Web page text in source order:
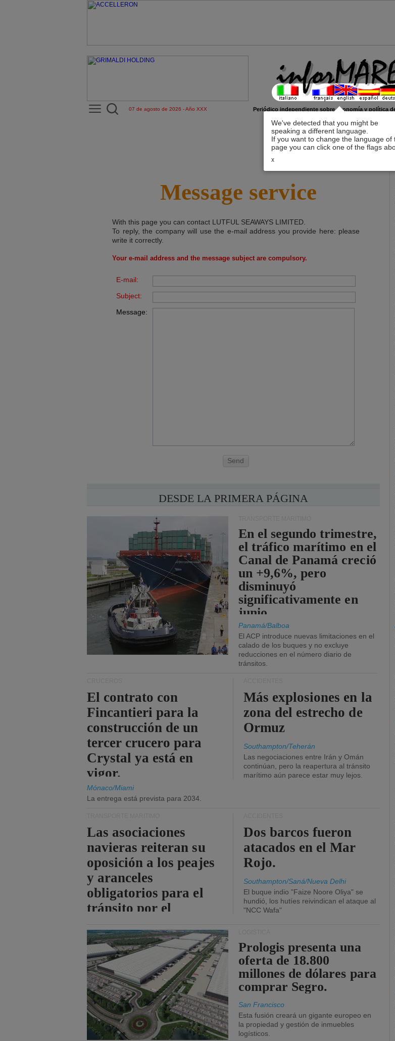
We've detected that you might be
speaking a different language.
If you want to change the language of
page you can click one of the flags
x
07 de agosto de 2026 - Año XXX Periódico independiente sobre economía y política
Message service
With this page you can contact LUTFUL SEAWAYS LIMITED
To reply, the company will use the e-mail address you provide here: please
write it correctly.
Your e-mail address and the message subject are compulsory.
E-mail:
Subject:
Message:
Send
DESDE LA PRIMERA PÁGINA
En el segundo trimestre,
el tráfico marítimo en el
Canal de Panamá creció
un +9,6%, pero
disminuyó
significativamente en
junio.
Panamá/Balboa
El ACP introduce nuevas limitaciones en el
calado de los buques y no excluye
reducciones en el número diario de
tránsitos.
El contrato con
Fincantieri para la
construcción de un
tercer crucero para
Crystal ya está en
vigor.
Mónaco/Miami
La entrega está prevista para 2034.
Más explosiones en la
zona del estrecho de
Ormuz
Southampton/Teherán
Las negociaciones entre Irán y Omán
continúan, pero la reapertura al tránsito
marítimo aún parece estar muy lejos.
Las asociaciones
navieras reiteran su
oposición a los peajes
y aranceles
obligatorios para el
tránsito por el
Dos barcos fueron
atacados en el Mar
Rojo.
Southampton/Saná/Nueva Delhi
El buque indio "Faize Noore Oliya" se
hundió, los hutíes reivindican el ataque al
"NCC Wafa"
Prologis presenta una
oferta de 18.800
millones de dólares para
comprar Segro.
San Francisco
Esta fusión creará un gigante europeo en
la propiedad y gestión de inmuebles
logísticos.